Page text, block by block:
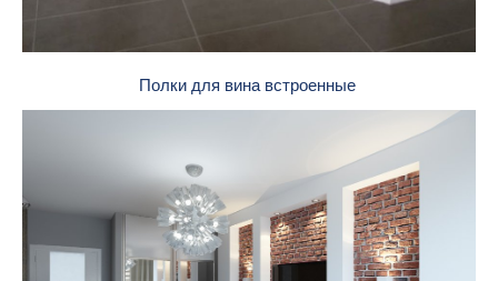
Полки для вина встроенные